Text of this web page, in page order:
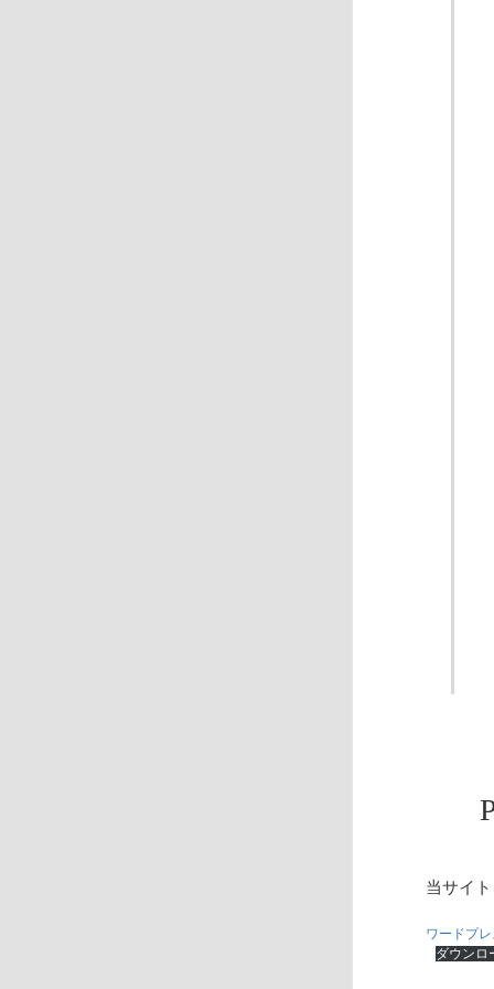
当サイ
ワードプ
ダウンロ